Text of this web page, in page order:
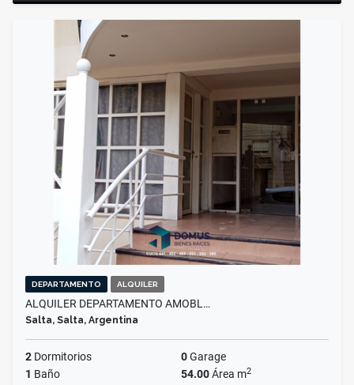
DEPARTAMENTO ALQUILER
ALQUILER DEPARTAMENTO AMOBL…
Salta, Salta, Argentina
2 Dormitorios 0Garage
1 Baño 54.00Área m2